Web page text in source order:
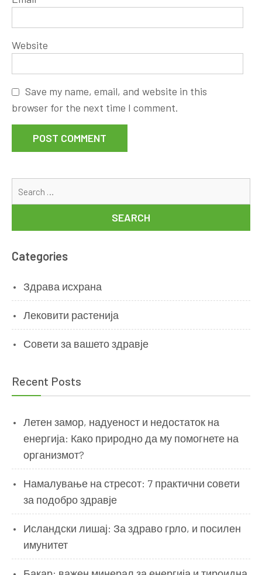
Website
Save my name, email, and website in this
browser for the next time I comment.
Categories
Здрава исхрана
Лековити растенија
Совети за вашето здравје
Recent Posts
Летен замор, надуеност и недостаток на
енергија: Како природно да му помогнете на
организмот?
Намалување на стресот: 7 практични совети
за подобро здравје
Исландски лишај: За здраво грло, и посилен
имунитет